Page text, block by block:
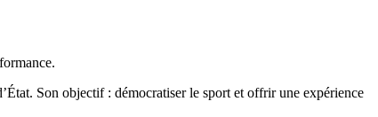
Son objectif : démocratiser le sport et offrir une expérience